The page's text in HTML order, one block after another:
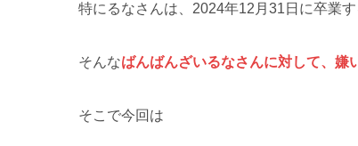
特にるなさんは、2024年12月31日に卒業
そんなばんばんざいるなさんに対して、嫌
そこで今回は